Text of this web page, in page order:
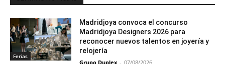
Ferias
Madridjoya convoca el concurso
Madridjoya Designers 2026 para
reconocer nuevos talentos en joyería y
relojería
Grupo Duplex - 07/08/2026